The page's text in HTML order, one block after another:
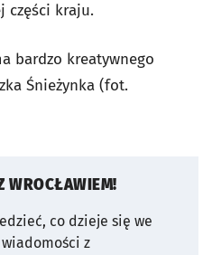
części kraju.
bardzo kreatywnego
Śnieżynka (fot.
WROCŁAWIEM!
co dzieje się we
z